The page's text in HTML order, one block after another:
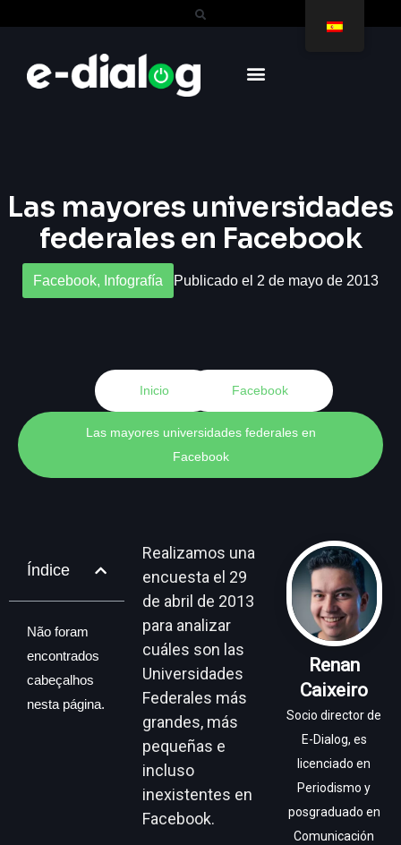
Las mayores universidades
federales en Facebook
Facebook, Infografía Publicado el 2 de mayo de 2013
Inicio Facebook
Las mayores universidades federales en
Facebook
Índice
Não foram
encontrados
cabeçalhos
nesta página.
Realizamos una
encuesta el 29
de abril de 2013
para analizar
cuáles son las
Universidades
Federales más
grandes, más
pequeñas e
incluso
inexistentes en
Facebook.
Renan
Caixeiro
Socio director de
E-Dialog, es
licenciado en
Periodismo y
posgraduado en
Comunicación